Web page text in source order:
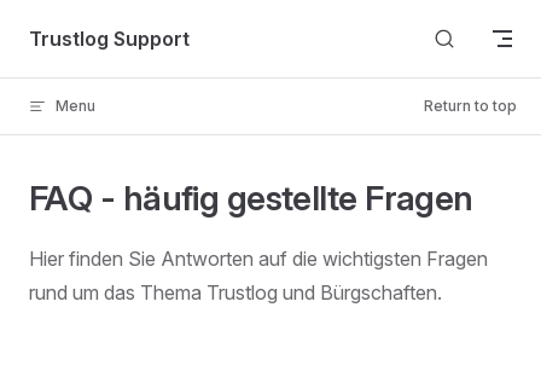
Skip to content
Trustlog Support
Menu Return to top
FAQ - häufig gestellte Fragen
Hier finden Sie Antworten auf die wichtigsten Fragen
rund um das Thema Trustlog und Bürgschaften.